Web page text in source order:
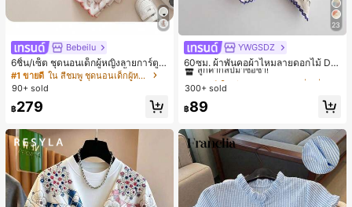
Bebeilu
6ชิ้น/เซ็ต ชุดนอนเด็กผู้หญิงลายการ์ตูน
หมีและดอกไม้ คอกลม แขนสั้น กางเกง
ขาสั้น ขอบระบาย สวมใส่สบาย
#1 ขายดี
ใน สีชมพู ชุดนอนเด็กผู้หญิง
90+ sold
฿279
23
YWGSDZ
60ซม. ผ้าพันคอผ้าไหมลายดอกไม้ Dit
sy สีเบจ, เครื่องประดับใหม่สำหรับผู้หญิ
งฤดูใบไม้ผลิ/ฤดูใบไม้ร่วง, ผ้าพันคอผืน
#1 ขายดี
ลูกค้ากลับมาซื้อซ้ำ!
#1 ขายดี
ลูกค้ากลับมาซื้อซ้ำ!
#1 ขายดี
ลูกค้ากลับมาซื้อซ้ำ!
#1 ขายดี
ใน สีเบจ ผ้าพันคอทรงสี่เหลี่ยมและผ้าพันคอสำหรับผู้
300+ sold
฿89